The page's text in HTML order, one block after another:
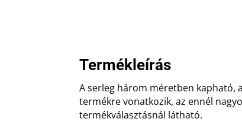
Termékleírás
A serleg három méretben kapható,
termékre vonatkozik, az ennél
termékválasztásnál látható.